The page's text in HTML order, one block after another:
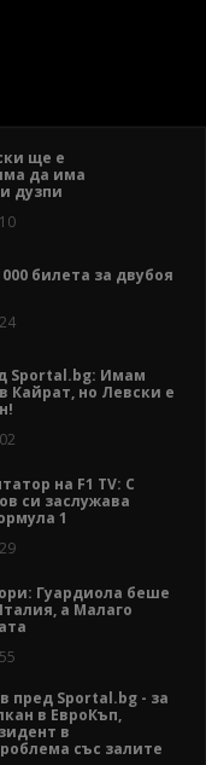
ще е
да има
дузпи
билета за двубоя
Sportal.bg: Имам
Кайрат, но Левски е
на F1 TV: С
си заслужава
1
Гуардиола беше
а Малаго
пред Sportal.bg - за
в ЕвроКъп,
в
със залите